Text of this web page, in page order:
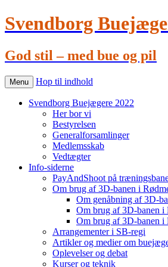
Svendborg
God stil – med bue og pil
Menu Hop til indhold
Svendborg Buejægere 2022
Her bor vi
Bestyrelsen
Generalforsamlinger
Medlemsskab
Vedtægter
Info-siderne
PayAndShoot på
Om brug af 3D-banen i
Om genåbning af 3D-
Om brug af 3D-banen i
Om brug af 3D-banen i
Arrangementer i SB-regi
Artikler og medier om
Oplevelser og debat
Kurser og teknik